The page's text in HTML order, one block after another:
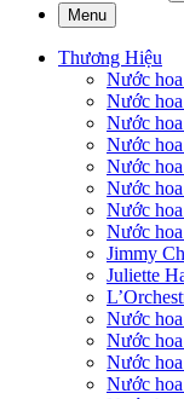
Menu
Thương Hiệu
Nước
Nước
Nước
Nước
Nước
Nước
Nước
Nước
Jimmy
Juliette
Nước
Nước
Nước
Nước